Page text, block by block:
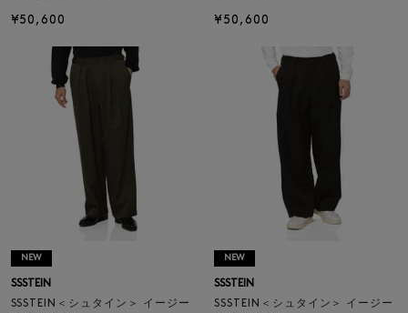
¥50,600 ¥50,600
NEW
SSSTEIN
SSSTEIN＜シュタイン＞ イージー
NEW
SSSTEIN
SSSTEIN＜シュタイン＞ イージー